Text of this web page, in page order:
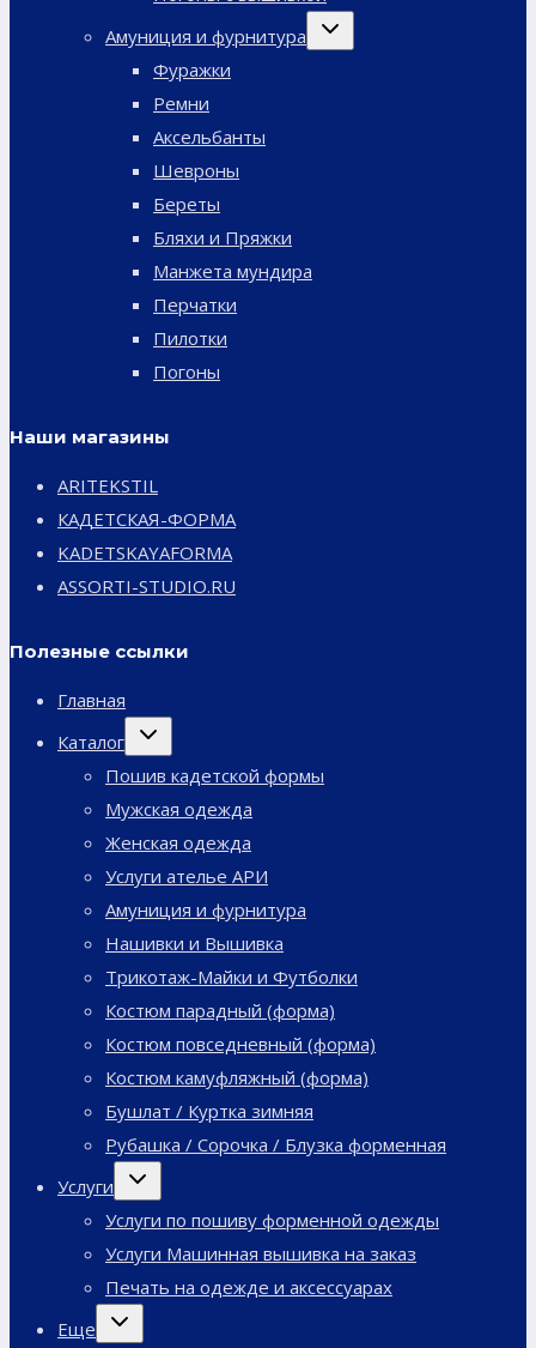
Амуниция и фурнитура
Переключить
дочернее
Фуражки
Ремни
Аксельбанты
Шевроны
Береты
Бляхи и Пряжки
Манжета мундира
Перчатки
Пилотки
Погоны
Наши магазины
ARITEKSTIL
КАДЕТСКАЯ-ФОРМА
KADETSKAYAFORMA
ASSORTI-STUDIO.RU
Полезные ссылки
Главная
Каталог
Переключить
дочернее
Пошив кадетской формы
Мужская одежда
Женская одежда
Услуги ателье АРИ
Амуниция и фурнитура
Нашивки и Вышивка
Трикотаж-Майки и Футболки
Костюм парадный (форма)
Костюм повседневный (форма)
Костюм камуфляжный (форма)
Бушлат / Куртка зимняя
Рубашка / Сорочка / Блузка форменная
Услуги
Переключить
дочернее
Услуги по пошиву форменной одежды
Услуги Машинная вышивка на заказ
Печать на одежде и аксессуарах
Еще
Переключить
дочернее